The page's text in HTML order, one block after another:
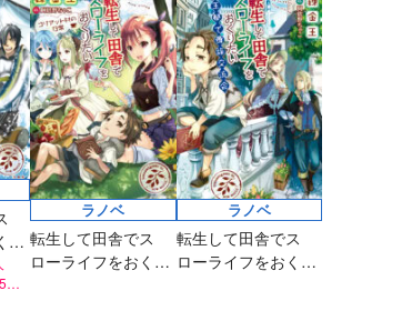
り
万
ラノベ
転生して田舎でス
ローライフをおくり
ラノベ
転生して田舎でス
ローライフをおくり